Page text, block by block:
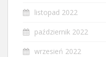
listopad 2022
październik 2022
wrzesień 2022